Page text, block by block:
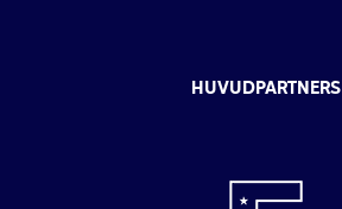
HUVUDPARTNERS